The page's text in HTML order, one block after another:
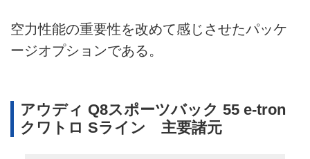
空力性能の重要性を改めて感じさせたパッケ
ージオプションである。
アウディ Q8スポーツバック 55 e-tron
クワトロ Sライン 主要諸元